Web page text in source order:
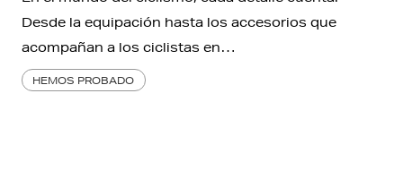
Desde la equipación hasta los accesorios que
acompañan a los ciclistas en…
HEMOS PROBADO